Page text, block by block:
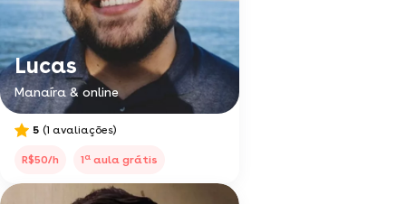
Lucas
Manaíra & online
5 (1 avaliações)
R$50/h 1a aula grátis